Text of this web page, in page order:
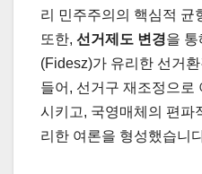
리 민주주의의 핵심적 균
또한, 선거제도 변경을
(Fidesz)가 유리한 선거
들어, 선거구 재조정으로
시키고, 국영매체의 편파
리한 여론을 형성했습니